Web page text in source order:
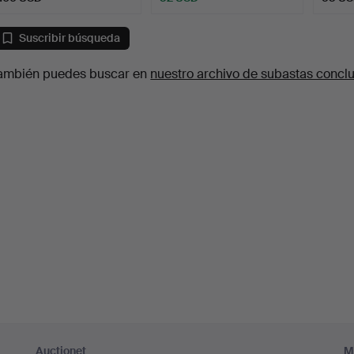
Suscribir búsqueda
puedes buscar en nuestro archivo de subastas
Auctionet